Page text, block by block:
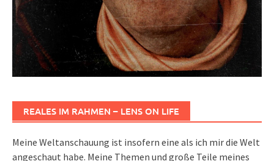
REALES IM RAHMEN – LENS ON LIFE
Meine Weltanschauung ist insofern eine als ich mir die Welt
angeschaut habe. Meine Themen und große Teile meines